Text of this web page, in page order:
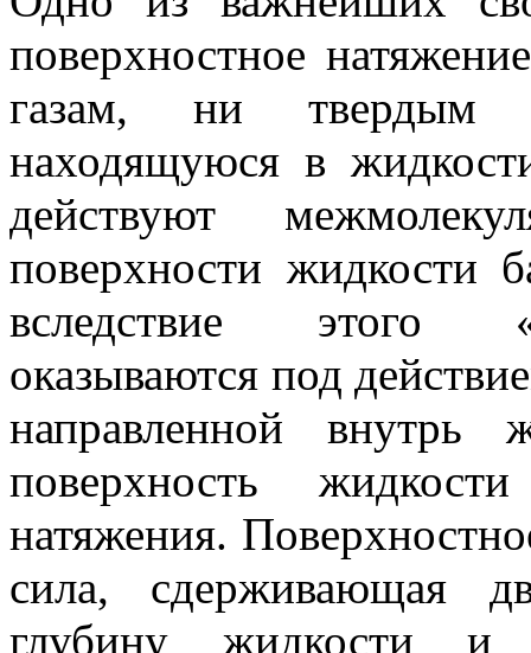
поверхностное
газам, ни твер­дым
находящуюся в
действуют
поверхности жидкости
вследст­вие этого
оказываются под
направленной
поверхность
натяжения.
сила, сдерживающая
глубину жидкости